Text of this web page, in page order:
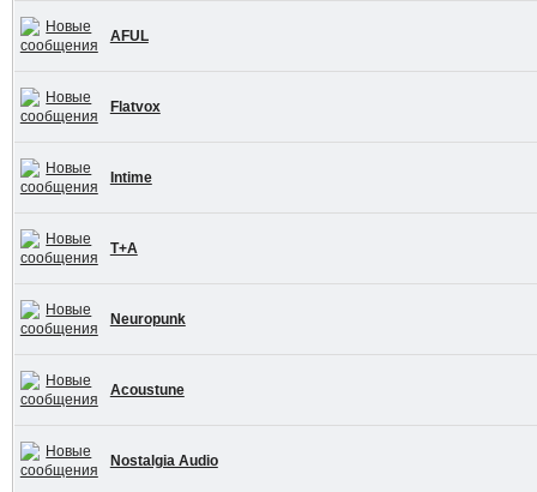
AFUL
Flatvox
Intime
T+A
Neuropunk
Acoustune
Nostalgia Audio